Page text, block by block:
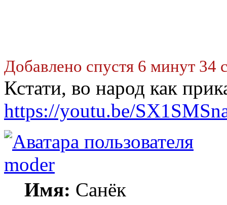
Добавлено спустя 6 минут 34
Кстати, во народ как
https://youtu.be/
moder
Имя: Санёк